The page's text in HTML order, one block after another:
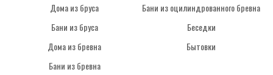
Дома из бруса
Бани из бруса
Дома из бревна
Бани из бревна
Бани из оцилиндрованного бревна
Беседки
Бытовки